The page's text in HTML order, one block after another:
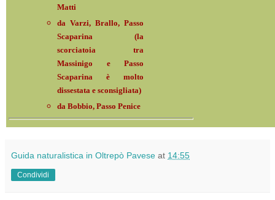
Matti
da Varzi, Brallo, Passo
Scaparina (la
scorciatoia tra
Massinigo e Passo
Scaparina è molto
dissestata e sconsigliata)
da Bobbio, Passo Penice
Guida naturalistica in Oltrepò Pavese at 14:55
Condividi